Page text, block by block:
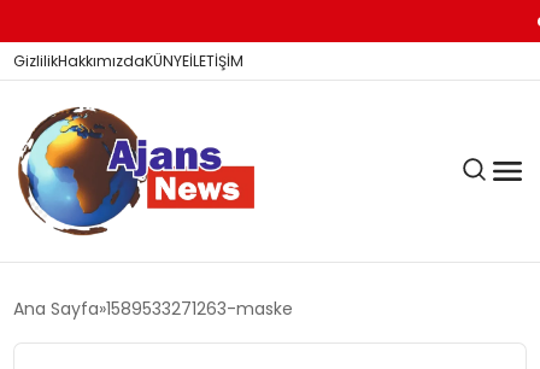
GizlilikHakkımızdaKÜNYEİLETİŞİM
KÖŞE YAZILARI
Ana Sayfa 1589533271263-maske